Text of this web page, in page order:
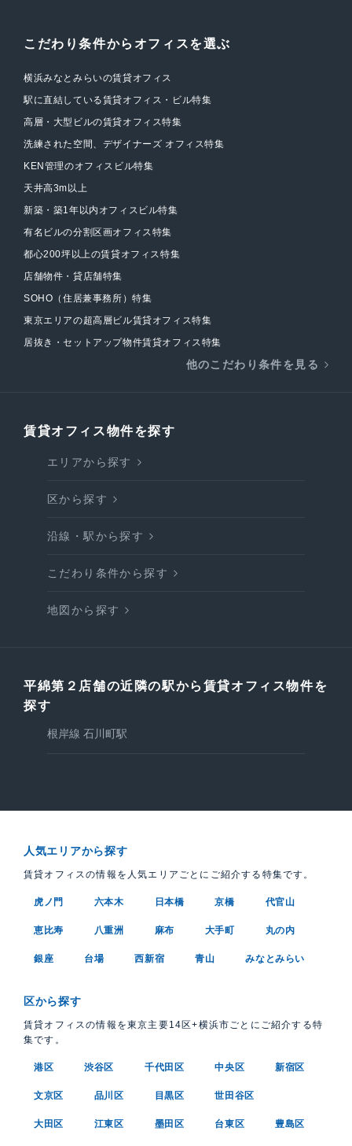
こだわり条件からオフィスを選ぶ
横浜みなとみらいの賃貸オフィス
駅に直結している賃貸オフィス・ビル特集
高層・大型ビルの賃貸オフィス特集
洗練された空間、デザイナーズ オフィス特集
KEN管理のオフィスビル特集
天井高3m以上
新築・築1年以内オフィスビル特集
有名ビルの分割区画オフィス特集
都心200坪以上の賃貸オフィス特集
店舗物件・貸店舗特集
SOHO（住居兼事務所）特集
東京エリアの超高層ビル賃貸オフィス特集
居抜き・セットアップ物件賃貸オフィス特集
他のこだわり条件を見る
賃貸オフィス物件を探す
エリアから探す
区から探す
沿線・駅から探す
こだわり条件から探す
地図から探す
平綿第２店舗の近隣の駅から賃貸オフィス物件を
探す
根岸線 石川町駅
人気エリアから探す
賃貸オフィスの情報を人気エリアごとにご紹介する特集です。
虎ノ門 六本木 日本橋 京橋 代官山
恵比寿 八重洲 麻布 大手町 丸の内
銀座 台場 西新宿 青山 みなとみらい
区から探す
賃貸オフィスの情報を東京主要14区+横浜市ごとにご紹介する特
集です。
港区 渋谷区 千代田区 中央区 新宿区
文京区 品川区 目黒区 世田谷区
大田区 江東区 墨田区 台東区 豊島区